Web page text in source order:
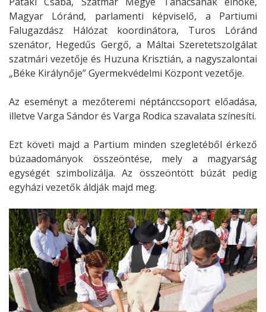
Magyar Lóránd, parlamenti képviselő, a Partiumi
Falugazdász Hálózat koordinátora, Turos Lóránd
szenátor, Hegedűs Gergő, a Máltai Szeretetszolgálat
szatmári vezetője és Huzuna Krisztián, a nagyszalontai
„Béke Királynője” Gyermekvédelmi Központ vezetője.
Az eseményt a mezőteremi néptánccsoport előadása,
illetve Varga Sándor és Varga Rodica szavalata színesíti.
Ezt követi majd a Partium minden szegletéből érkező
búzaadományok összeöntése, mely a magyarság
egységét szimbolizálja. Az összeöntött búzát pedig
egyházi vezetők áldják majd meg.